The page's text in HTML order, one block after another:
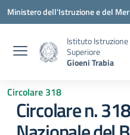
Vai ai contenuti
Vai al menu di navigazione
Vai al footer
Ministero dell'Istruzione e del
Istituto Istruzione
Superiore
Gioeni Trabia
Circolare 318
Circolare n.